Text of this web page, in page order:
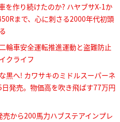
を作り続けたのか? ハヤブサX-1か
まで、心に刺さる2000年代初頭
輪車安全運転推進運動と盗難防止
クライフ
黒へ! カワサキのミドルスーパーネ
発売。物価高を吹き飛ばす77万円
売から200馬力ハブステアインプレ